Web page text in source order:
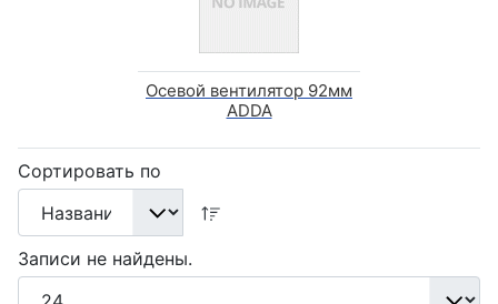
Осевой вентилятор 92мм
ADDA
Сортировать по
Записи не найдены.